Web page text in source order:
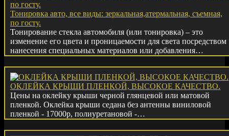
Тонировка авто, все виды: зеркальная,атермальная, съемная,
по госту.
Тонирование стекла автомобиля (или тонировка) – это
изменение его цвета и проницаемости для света посредством
нанесения специальных материалов или добавления…
ОКЛЕЙКА КРЫШИ ПЛЕНКОЙ, ВЫСОКОЕ КАЧЕСТВО.
Цены на оклейку крыши черной глянцевой или матовой
пленкой. Оклейка крыши седана без антенны виниловой
пленкой - 17000р, полиуретановой -…